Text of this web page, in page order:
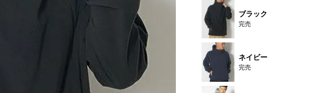
ブラック
完売
ネイビー
完売